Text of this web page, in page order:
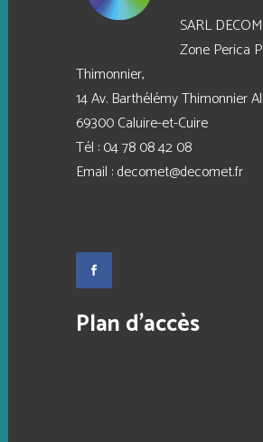
SARL
Zone Perica
Thimonnier,
14 Av. Barthélémy Thimonnier
69300 Caluire-et-Cuire
Tél :04 78 08 42 08
Email :decomet@decomet.fr
Plan d’accès